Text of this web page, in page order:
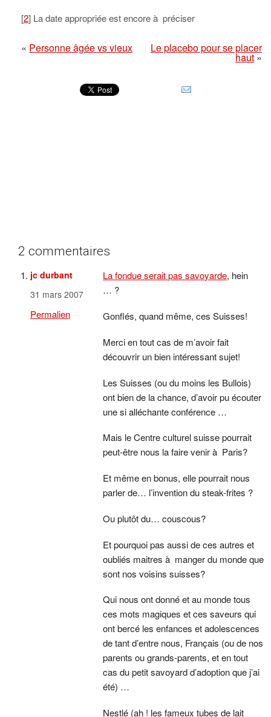
[2] La date appropriée est encore à préciser
« Personne âgée vs vieux Le placebo pour se placer
haut»
2 commentaires
jc durbant
31 mars 2007
Permalien
La fondue serait pas savoyarde, hein
… ?
Gonflés, quand même, ces Suisses!
Merci en tout cas de m’avoir fait
découvrir un bien intéressant sujet!
Les Suisses (ou du moins les Bullois)
ont bien de la chance, d’avoir pu écouter
une si alléchante conférence …
Mais le Centre culturel suisse pourrait
peut-être nous la faire venir à Paris?
Et même en bonus, elle pourrait nous
parler de… l’invention du steak-frites ?
Ou plutôt du… couscous?
Et pourquoi pas aussi de ces autres et
oubliés maitres à manger du monde que
sont nos voisins suisses?
Qui nous ont donné et au monde tous
ces mots magiques et ces saveurs qui
ont bercé les enfances et adolescences
de tant d’entre nous, Français (ou de nos
parents ou grands-parents, et en tout
cas du petit savoyard d’adoption que j’ai
été) …
Nestlé (ah ! les fameux tubes de lait